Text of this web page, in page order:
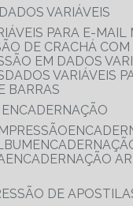
DADOS VARIÁVEIS
PARA E-
DE CRACHÁ
EM DADOS
DADOS VARIÁVEIS
BARRAS
ENCADERNAÇÃO
ENCADERNAÇÃO
DE